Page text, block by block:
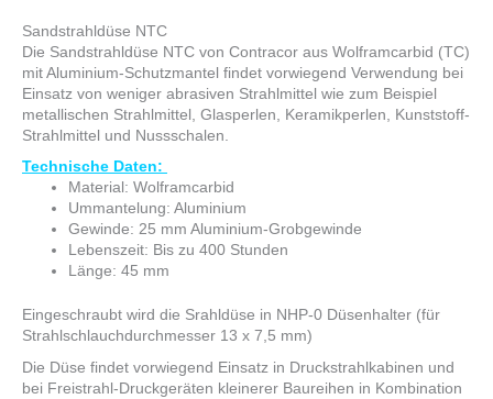
Sandstrahldüse NTC
Die Sandstrahldüse NTC von Contracor aus Wolframcarbid (TC)
mit Aluminium-Schutzmantel findet vorwiegend Verwendung bei
Einsatz von weniger abrasiven Strahlmittel wie zum Beispiel
metallischen Strahlmittel, Glasperlen, Keramikperlen, Kunststoff-
Strahlmittel und Nussschalen.
Technische Daten:
Material: Wolframcarbid
Ummantelung: Aluminium
Gewinde: 25 mm Aluminium-Grobgewinde
Lebenszeit: Bis zu 400 Stunden
Länge: 45 mm
Eingeschraubt wird die Srahldüse in NHP-0 Düsenhalter (für
Strahlschlauchdurchmesser 13 x 7,5 mm)
Die Düse findet vorwiegend Einsatz in Druckstrahlkabinen und
bei Freistrahl-Druckgeräten kleinerer Baureihen in Kombination